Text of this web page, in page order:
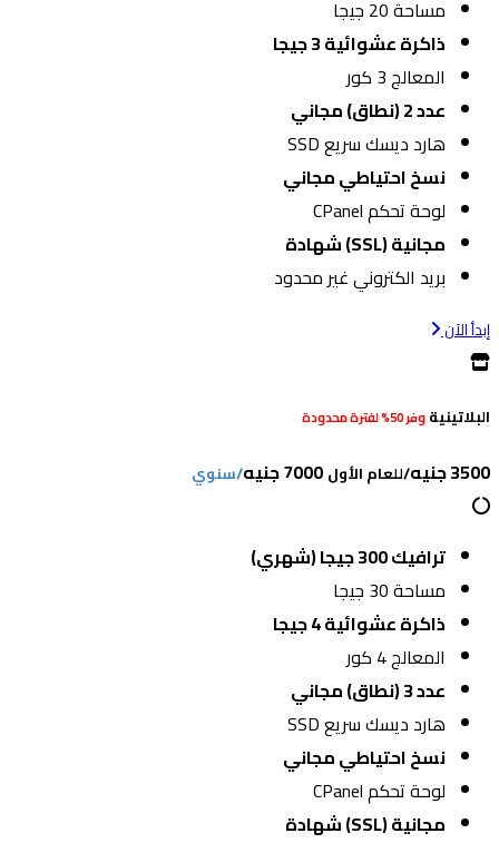
مساحة 20 جيجا
ذاكرة عشوائية 3 جيجا
المعالج 3 كور
عدد 2 (نطاق) مجاني
هارد ديسك سريع SSD
نسخ احتياطي مجاني
لوحة تحكم CPanel
مجانية (SSL) شهادة
بريد الكتروني غير محدود
إبدأ الآن
البلاتينية وفر 50% لفترة محدودة
3500 جنيه /للعام الأول 7000 جنيه /سنوي
ترافيك 300 جيجا (شهري)
مساحة 30 جيجا
ذاكرة عشوائية 4 جيجا
المعالج 4 كور
عدد 3 (نطاق) مجاني
هارد ديسك سريع SSD
نسخ احتياطي مجاني
لوحة تحكم CPanel
مجانية (SSL) شهادة